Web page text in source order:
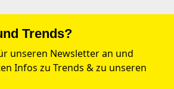
Trends?
unseren Newsletter an und
Infos zu Trends & zu unseren